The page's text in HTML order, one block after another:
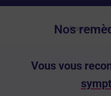
Besoin d’un
Nos
Vous vous